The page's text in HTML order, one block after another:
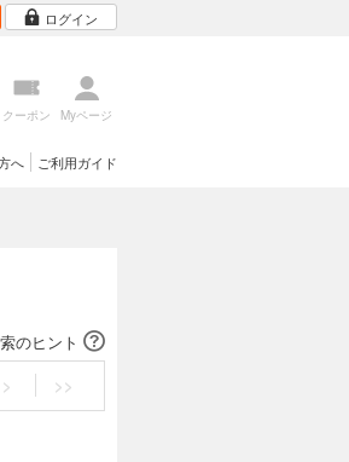
ログイン
クーポン Myページ
ご利用ガイド
へ
のヒント
> >>